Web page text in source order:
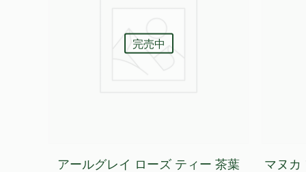
完売中
アールグレイ ローズ ティー 茶葉 マヌカ